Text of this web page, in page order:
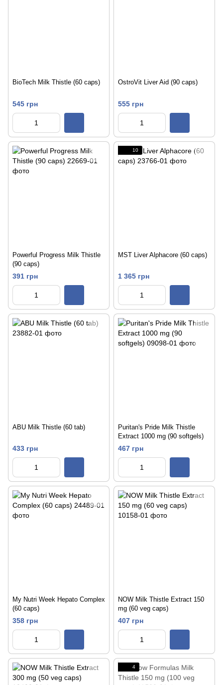
BioTech Milk Thistle (60 caps)
545 грн
OstroVit Liver Aid (90 caps)
555 грн
Powerful Progress Milk Thistle
(90 caps)
391 грн
10
MST Liver Alphacore (60 caps)
1 365 грн
ABU Milk Thistle (60 tab)
433 грн
Puritan's Pride Milk Thistle
Extract 1000 mg (90 softgels)
467 грн
My Nutri Week Hepato Complex
(60 caps)
358 грн
NOW Milk Thistle Extract 150
mg (60 veg caps)
407 грн
4